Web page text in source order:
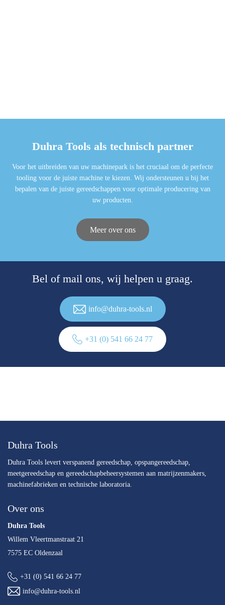
Duhra Tools als technisch partner
Voor het uitbreiden van uw machinepark is het cruciaal om de perfecte
tooling voor de juiste machine te kiezen. Wij ondersteunen u bij het
bepalen van de juiste gereedschappen voor optimale producering van
uw producten.
Meer over ons
Bel of mail ons, wij helpen u graag.
info@duhra-tools.nl
+31 (0) 541 66 24 77
Duhra Tools
Duhra Tools levert verspanend gereedschap, opspangereedschap,
meetgereedschap en gereedschapbeheersystemen aan matrijzenmakers,
machinefabrieken en technische laboratoria.
Over ons
Duhra Tools
Willem Vleertmanstraat 21
7575 EC Oldenzaal
+31 (0) 541 66 24 77
info@duhra-tools.nl